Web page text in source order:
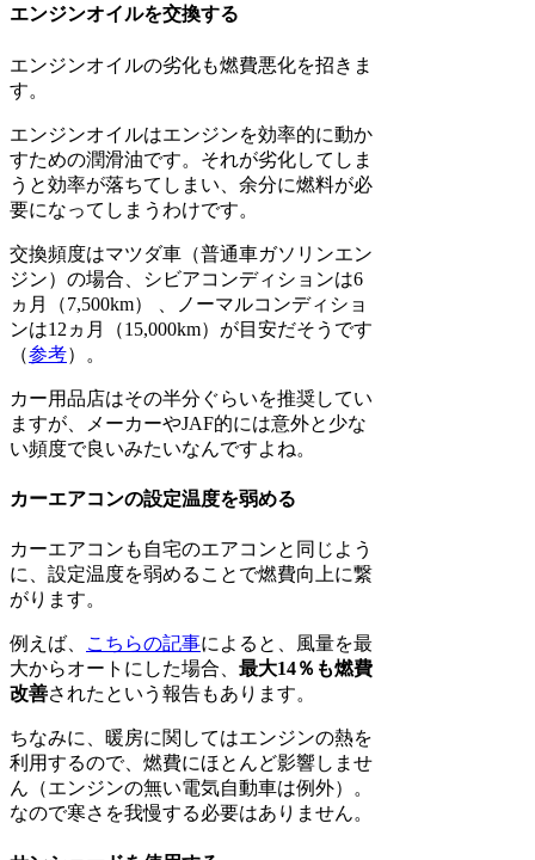
エンジンオイルを交換する
エンジンオイルの劣化も燃費悪化を招きま
す。
エンジンオイルはエンジンを効率的に動か
すための潤滑油です。それが劣化してしま
うと効率が落ちてしまい、余分に燃料が必
要になってしまうわけです。
交換頻度はマツダ車（普通車ガソリンエン
ジン）の場合、シビアコンディションは6
ヵ月（7,500km） 、ノーマルコンディショ
ンは12ヵ月（15,000km）が目安だそうです
（参考）。
カー用品店はその半分ぐらいを推奨してい
ますが、メーカーやJAF的には意外と少な
い頻度で良いみたいなんですよね。
カーエアコンの設定温度を弱める
カーエアコンも自宅のエアコンと同じよう
に、設定温度を弱めることで燃費向上に繋
がります。
例えば、 こちらの記事によると、風量を最
大からオートにした場合、 最大14％も燃費
改善されたという報告もあります。
ちなみに、暖房に関してはエンジンの熱を
利用するので、燃費にほとんど影響しませ
ん（エンジンの無い電気自動車は例外）。
なので寒さを我慢する必要はありません。